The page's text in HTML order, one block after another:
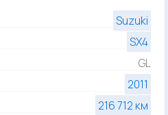
Suzuki
SX4
GL
2011
216 712 км